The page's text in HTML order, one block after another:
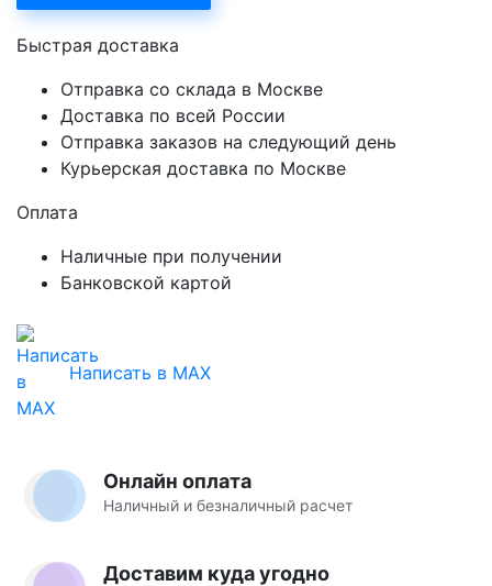
Быстрая доставка
Отправка со склада в Москве
Доставка по всей России
Отправка заказов на следующий день
Курьерская доставка по Москве
Оплата
Наличные при получении
Банковской картой
Написать в MAX
Онлайн оплата
Наличный и безналичный расчет
Доставим куда угодно